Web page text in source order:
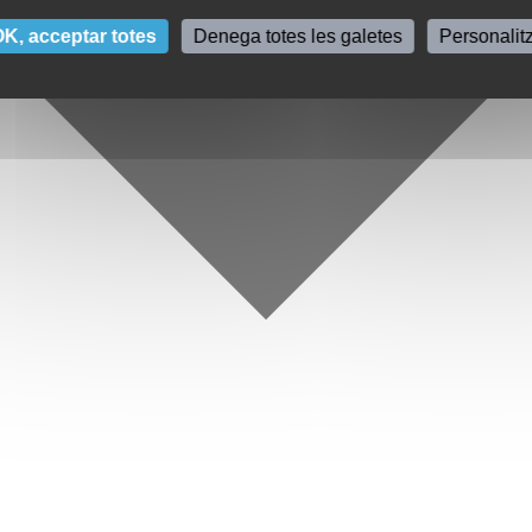
acceptar totes Denega totes les galetes